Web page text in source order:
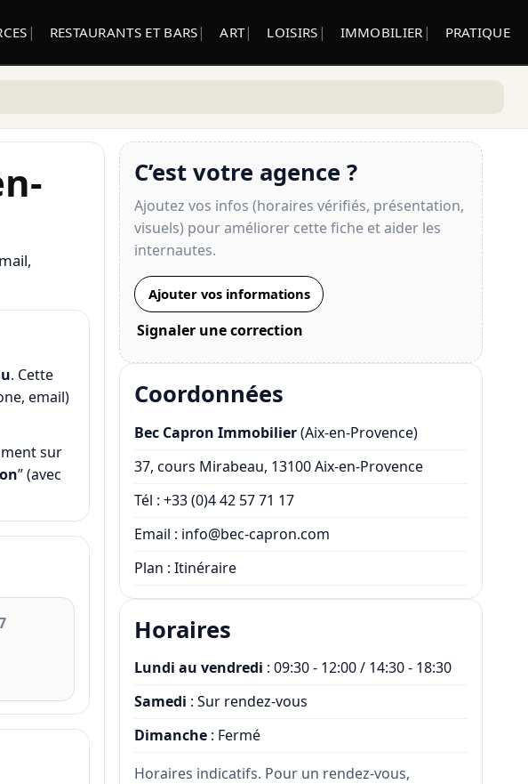
RESTAURANTS ET BARS ART LOISIRS IMMOBILIER PRATIQUE
. Cette
email)
sur
” (avec
C’est votre agence ?
Ajoutez vos infos (horaires vérifiés, présentation,
visuels) pour améliorer cette fiche et aider les
internautes.
Ajouter vos informations
Signaler une correction
Coordonnées
Bec Capron Immobilier(Aix-en-Provence)
37, cours Mirabeau, 13100 Aix-en-Provence
Tél :+33 (0)4 42 57 71 17
Email : info@bec-capron.com
Plan :Itinéraire
Horaires
Lundi au vendredi : 09:30 - 12:00 / 14:30 - 18:30
Samedi : Sur rendez-vous
Dimanche : Fermé
Horaires indicatifs. Pour un rendez-vous,